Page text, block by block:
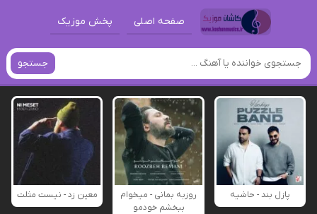
صفحه اصلی پخش موزیک
جستجو
پازل بند - حاشیه
روزبه بمانی - میخوام
ببخشم خودمو
معین زد - نیست مثلت